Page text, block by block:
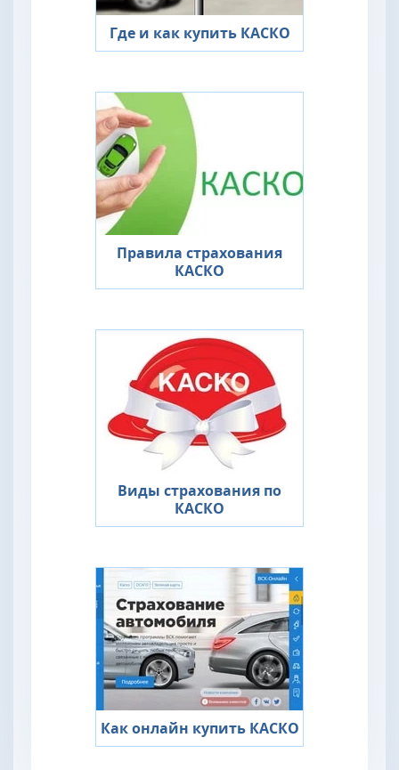
Где и как купить КАСКО
Правила страхования
КАСКО
Виды страхования по
КАСКО
Как онлайн купить КАСКО